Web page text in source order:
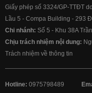
Giấy phép số 3324/GP-TTĐT
Lầu 5 - Compa Building - 293
Chi nhánh: Số 5 - Khu 38A
Chịu trách nhiệm nội dung:
Trách nhiệm về thông tin
Hotline: 0975798489